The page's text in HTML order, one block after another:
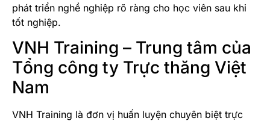
phát triển nghề nghiệp rõ ràng cho học viên sau khi
tốt nghiệp.
VNH Training – Trung tâm của
Tổng công ty Trực thăng Việt
Nam
VNH Training là đơn vị huấn luyện chuyên biệt trực